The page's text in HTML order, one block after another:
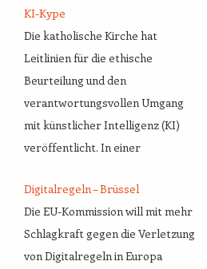
KI-Kype
Die katholische Kirche hat
Leitlinien für die ethische
Beurteilung und den
verantwortungsvollen Umgang
mit künstlicher Intelligenz (KI)
veröffentlicht. In einer
Digitalregeln – Brüssel
Die EU-Kommission will mit mehr
Schlagkraft gegen die Verletzung
von Digitalregeln in Europa